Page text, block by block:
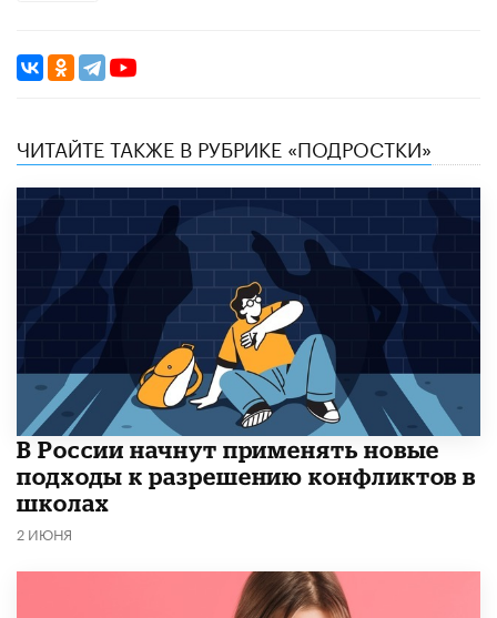
ЧИТАЙТЕ ТАКЖЕ В РУБРИКЕ «ПОДРОСТКИ»
В России начнут применять новые
подходы к разрешению конфликтов в
школах
2 ИЮНЯ